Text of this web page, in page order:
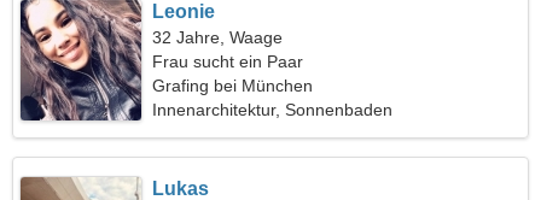
Leonie
32 Jahre, Waage
Frau sucht ein Paar
Grafing bei München
Innenarchitektur, Sonnenbaden
Lukas